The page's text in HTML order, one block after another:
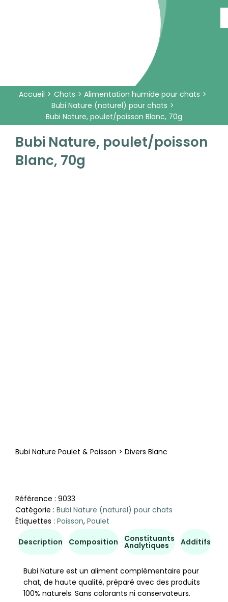
Accueil Chats
Alimentation humide pour chats
Bubi Nature (naturel) pour chats
Bubi Nature, poulet/poisson Blanc, 70g
Bubi Nature, poulet/poisson
Blanc, 70g
Bubi Nature Poulet & Poisson > Divers Blanc
Référence : 9033
Catégorie : Bubi Nature (naturel) pour chats
Étiquettes : Poisson, Poulet
Description Composition Constituants
Analytiques Additifs
Bubi Nature est un aliment complémentaire pour
chat, de haute qualité, préparé avec des produits
100% naturels. Sans colorants ni conservateurs.